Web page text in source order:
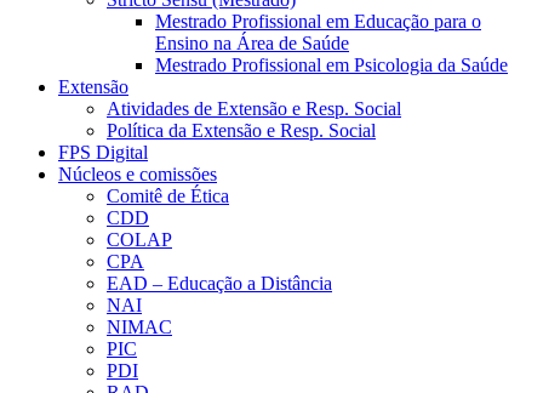
Mestrado Profissional em Educação para o
Ensino na Área de Saúde
Mestrado Profissional em Psicologia da Saúde
Extensão
Atividades de Extensão e Resp. Social
Política da Extensão e Resp. Social
FPS Digital
Núcleos e comissões
Comitê de Ética
CDD
COLAP
CPA
EAD – Educação a Distância
NAI
NIMAC
PIC
PDI